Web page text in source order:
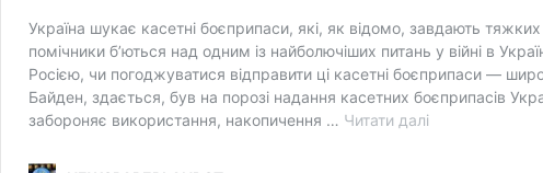
Україна шукає касетні боєприпаси, які, як відомо, завдають
помічники б’ються над одним із найболючіших питань у війні в
Росією, чи погоджуватися відправити ці касетні боєприпаси —
Байден, здається, був на порозі надання касетних боєприпасів
забороняє використання, накопичення … Читати даліБайден